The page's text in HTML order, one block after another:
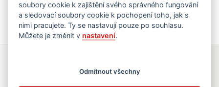
Rychlé odkazy
soubory cookie k zajištění svého správného fungování
a sledovací soubory cookie k pochopení toho, jak s
nimi pracujete. Ty se nastavují pouze po souhlasu.
Můžete je změnit v nastavení.
Odmítnout všechny